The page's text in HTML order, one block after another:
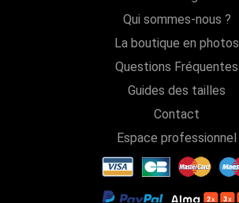
Qui sommes-nous ?
La boutique en photos
Questions Fréquentes
Guides des tailles
Contact
Espace professionnel